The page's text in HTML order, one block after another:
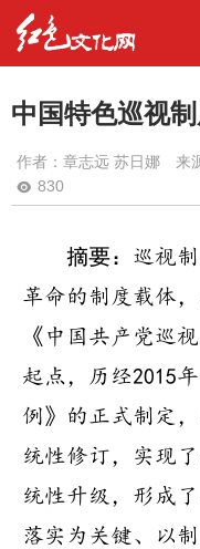
中国特色巡视
作者： 章志远 苏日娜 来
830
摘要： 巡视
革命的制度载体
《中国共产党巡
起点，历经2015
例》的正式制定
统性修订，实现
统性升级，形成
落实为关键、以